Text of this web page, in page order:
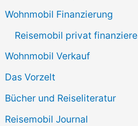
Wohnmobil Finanzierung
Reisemobil privat
Wohnmobil Verkauf
Das Vorzelt
Bücher und Reiseliteratur
Reisemobil Journal